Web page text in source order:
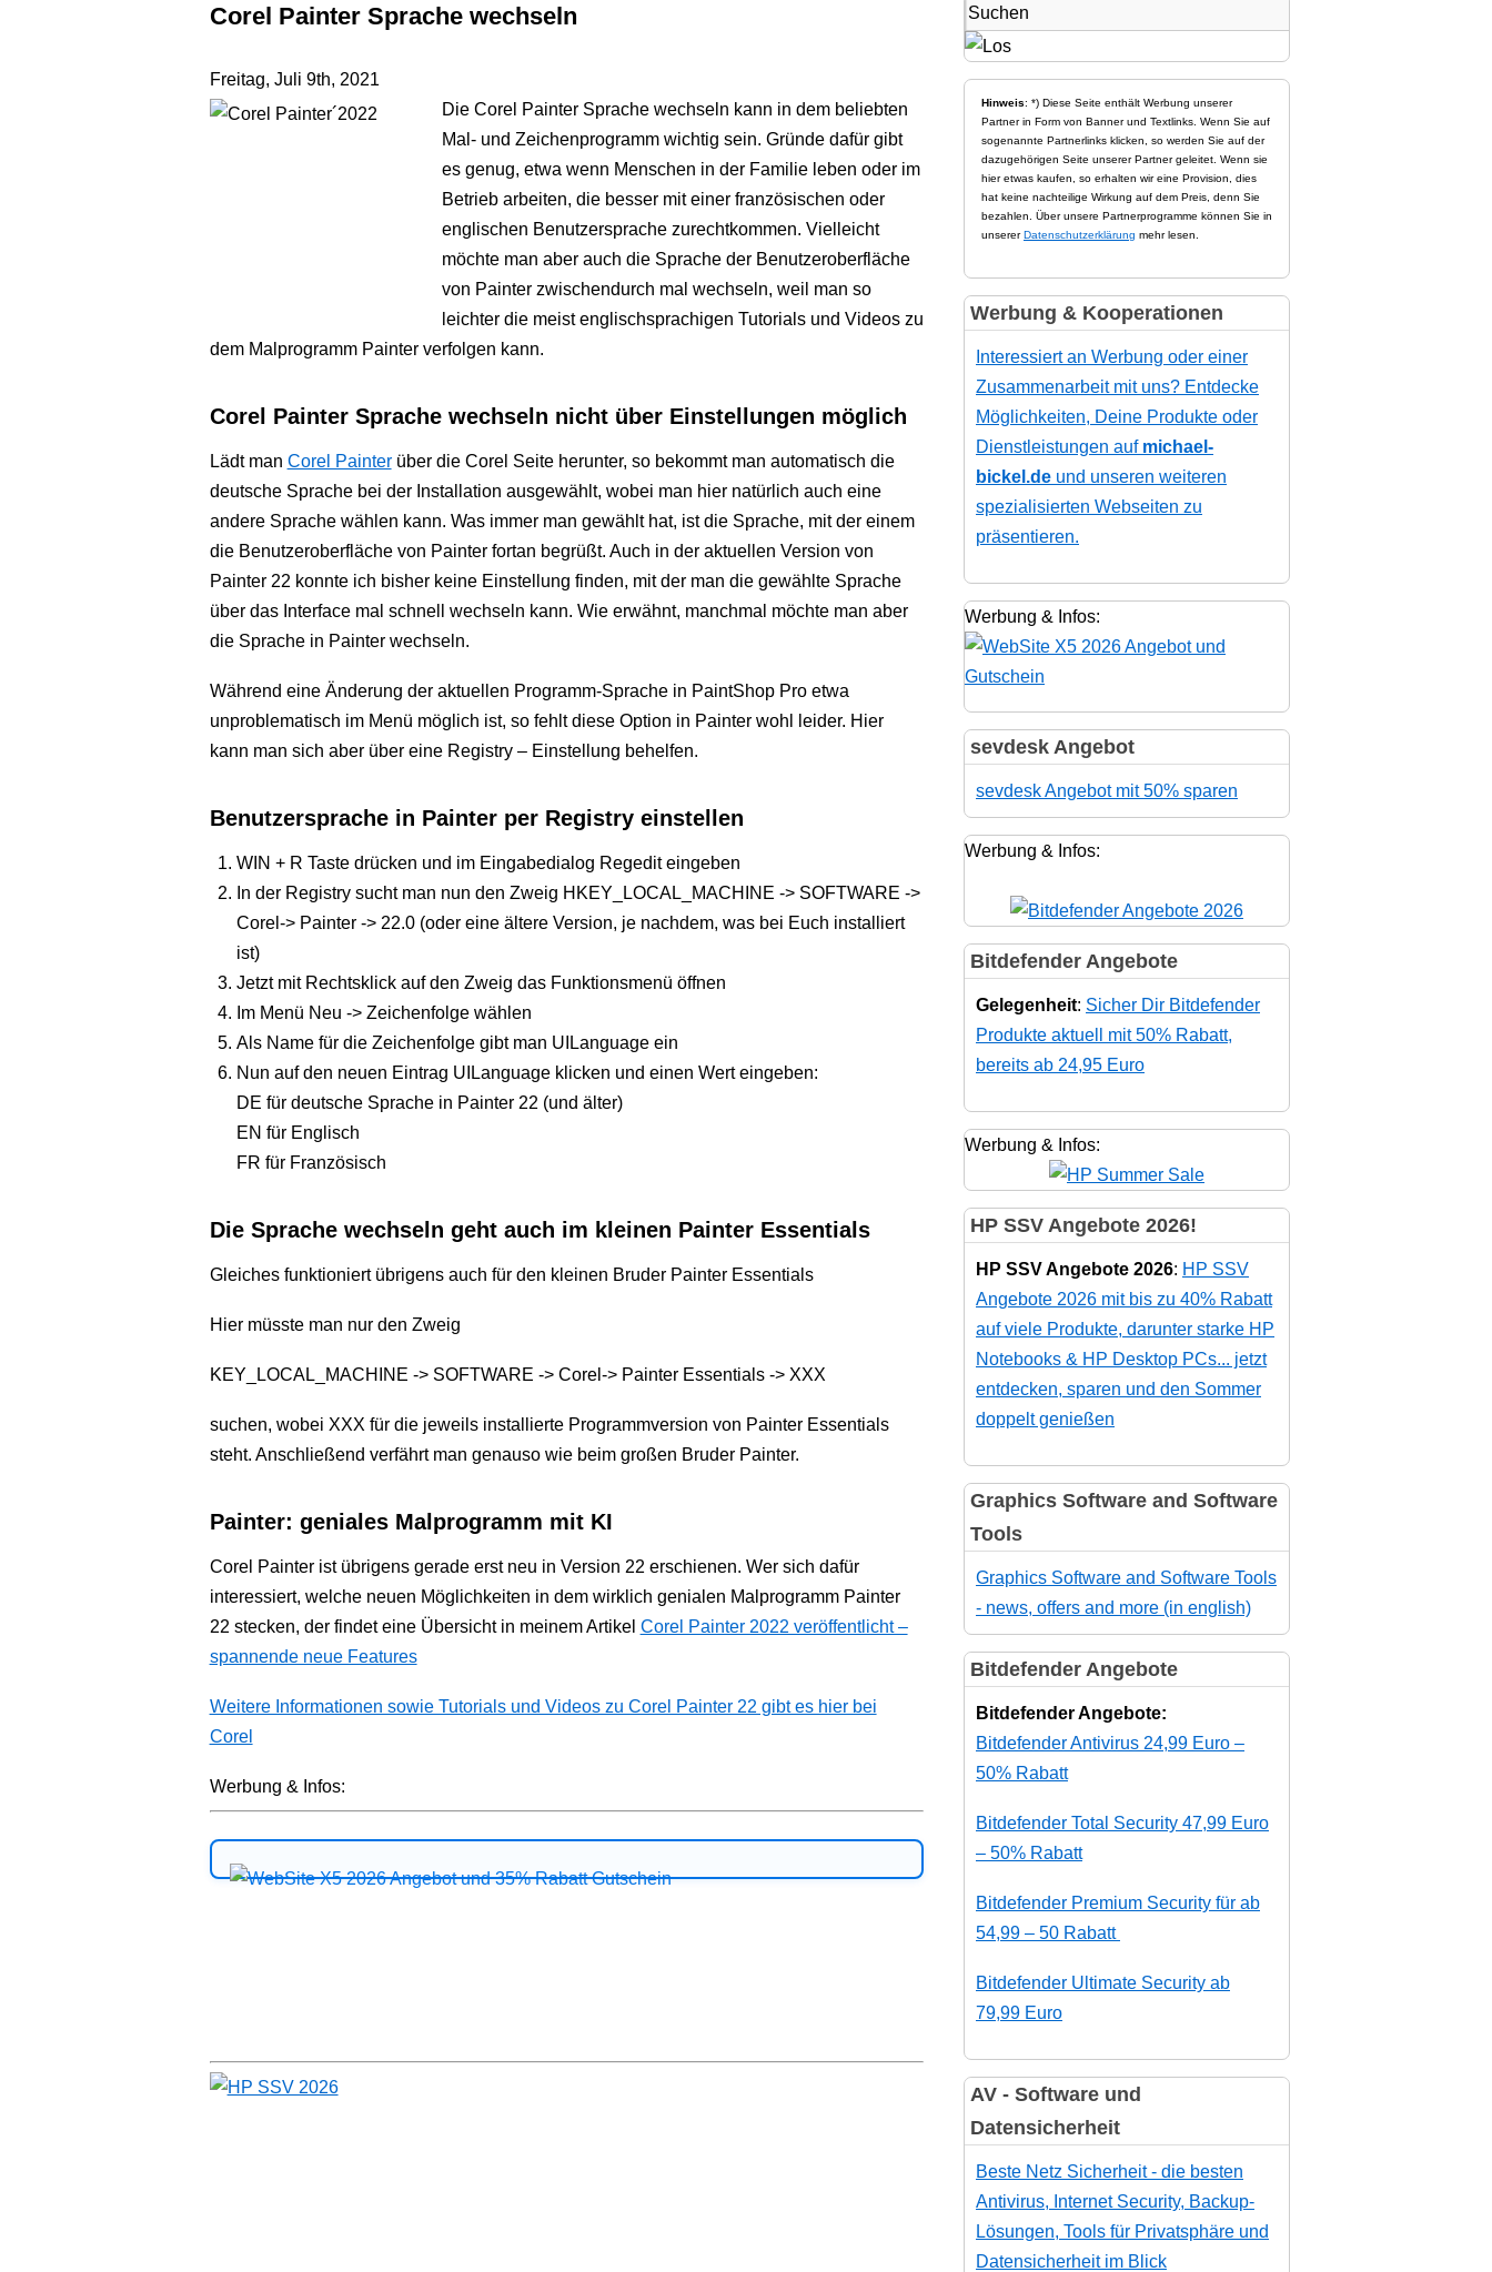
Corel Painter Sprache wechseln
Freitag, Juli 9th, 2021
Die Corel Painter Sprache wechseln kann in dem beliebten
Mal- und Zeichenprogramm wichtig sein. Gründe dafür gibt
es genug, etwa wenn Menschen in der Familie leben oder im
Betrieb arbeiten, die besser mit einer französischen oder
englischen Benutzersprache zurechtkommen. Vielleicht
möchte man aber auch die Sprache der Benutzeroberfläche
von Painter zwischendurch mal wechseln, weil man so
leichter die meist englischsprachigen Tutorials und Videos zu
dem Malprogramm Painter verfolgen kann.
Corel Painter Sprache wechseln nicht über Einstellungen möglich
Lädt man Corel Painterüber die Corel Seite herunter, so bekommt man automatisch die
deutsche Sprache bei der Installation ausgewählt, wobei man hier natürlich auch eine
andere Sprache wählen kann. Was immer man gewählt hat, ist die Sprache, mit der einem
die Benutzeroberfläche von Painter fortan begrüßt. Auch in der aktuellen Version von
Painter 22 konnte ich bisher keine Einstellung finden, mit der man die gewählte Sprache
über das Interface mal schnell wechseln kann. Wie erwähnt, manchmal möchte man aber
die Sprache in Painter wechseln.
Während eine Änderung der aktuellen Programm-Sprache in PaintShop Pro etwa
unproblematisch im Menü möglich ist, so fehlt diese Option in Painter wohl leider. Hier
kann man sich aber über eine Registry – Einstellung behelfen.
Benutzersprache in Painter per Registry einstellen
WIN + R Taste drücken und im Eingabedialog Regedit eingeben
In der Registry sucht man nun den Zweig HKEY_LOCAL_MACHINE -> SOFTWARE ->
Corel-> Painter -> 22.0 (oder eine ältere Version, je nachdem, was bei Euch installiert
ist)
Jetzt mit Rechtsklick auf den Zweig das Funktionsmenü öffnen
Im Menü Neu -> Zeichenfolge wählen
Als Name für die Zeichenfolge gibt man UILanguage ein
Nun auf den neuen Eintrag UILanguage klicken und einen Wert eingeben:
DE für deutsche Sprache in Painter 22 (und älter)
EN für Englisch
FR für Französisch
Die Sprache wechseln geht auch im kleinen Painter Essentials
Gleiches funktioniert übrigens auch für den kleinen Bruder Painter Essentials
Hier müsste man nur den Zweig
KEY_LOCAL_MACHINE -> SOFTWARE -> Corel-> Painter Essentials -> XXX
suchen, wobei XXX für die jeweils installierte Programmversion von Painter Essentials
steht. Anschließend verfährt man genauso wie beim großen Bruder Painter.
Painter: geniales Malprogramm mit KI
Corel Painter ist übrigens gerade erst neu in Version 22 erschienen. Wer sich dafür
interessiert, welche neuen Möglichkeiten in dem wirklich genialen Malprogramm Painter
22 stecken, der findet eine Übersicht in meinem Artikel Corel Painter 2022 veröffentlicht –
spannende neue Features
Weitere Informationen sowie Tutorials und Videos zu Corel Painter 22 gibt es hier bei
Corel
Werbung & Infos:
Hinweis: *) Diese Seite enthält Werbung unserer
Partner in Form von Banner und Textlinks. Wenn Sie auf
sogenannte Partnerlinks klicken, so werden Sie auf der
dazugehörigen Seite unserer Partner geleitet. Wenn sie
hier etwas kaufen, so erhalten wir eine Provision, dies
hat keine nachteilige Wirkung auf dem Preis, denn Sie
bezahlen. Über unsere Partnerprogramme können Sie in
unsererDatenschutzerklärung mehr lesen.
Werbung & Kooperationen
Interessiert an Werbung oder einer
Zusammenarbeit mit uns? Entdecke
Möglichkeiten, Deine Produkte oder
Dienstleistungen auf michael-
bickel.de und unseren weiteren
spezialisierten Webseiten zu
präsentieren.
Werbung & Infos:
sevdesk Angebot
sevdesk Angebot mit 50% sparen
Werbung & Infos:
Bitdefender Angebote
Gelegenheit: Sicher Dir Bitdefender
Produkte aktuell mit 50% Rabatt,
bereits ab 24,95 Euro
Werbung & Infos:
HP SSV Angebote 2026!
HP SSV Angebote 2026: HP SSV
Angebote 2026 mit bis zu 40% Rabatt
auf viele Produkte, darunter starke HP
Notebooks & HP Desktop PCs... jetzt
entdecken, sparen und den Sommer
doppelt genießen
Graphics Software and Software
Tools
Graphics Software and Software Tools
- news, offers and more (in english)
Bitdefender Angebote
Bitdefender Angebote:
Bitdefender Antivirus 24,99 Euro –
50% Rabatt
Bitdefender Total Security 47,99 Euro
– 50% Rabatt
Bitdefender Premium Security für ab
54,99 – 50 Rabatt
Bitdefender Ultimate Security ab
79,99 Euro
AV - Software und
Datensicherheit
Beste Netz Sicherheit - die besten
Antivirus, Internet Security, Backup-
Lösungen, Tools für Privatsphäre und
Datensicherheit im Blick